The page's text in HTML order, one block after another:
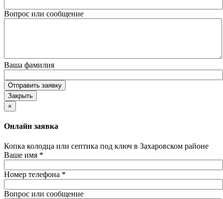
Вопрос или сообщение
Ваша фамилия
Отправить заявку
Закрыть
×
Онлайн заявка
Копка колодца или септика под ключ в Захаровском районе
Ваше имя *
Номер телефона *
Вопрос или сообщение